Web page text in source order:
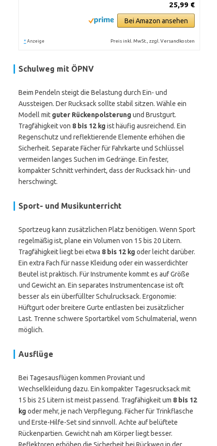
25,99 €
Bei Amazon ansehen
* Anzeige Preis inkl. MwSt., zzgl. Versandkosten
Schulweg mit ÖPNV
Beim Pendeln steigt die Belastung durch Ein- und
Aussteigen. Der Rucksack sollte stabil sitzen. Wähle ein
Modell mit guter Rückenpolsterung und Brustgurt.
Tragfähigkeit von 8 bis 12 kg ist häufig ausreichend. Ein
Regenschutz und reflektierende Elemente erhöhen die
Sicherheit. Separate Fächer für Fahrkarte und Schlüssel
vermeiden langes Suchen im Gedränge. Ein fester,
kompakter Schnitt verhindert, dass der Rucksack hin- und
herschwingt.
Sport- und Musikunterricht
Sportzeug kann zusätzlichen Platz benötigen. Wenn Sport
regelmäßig ist, plane ein Volumen von 15 bis 20 Litern.
Tragfähigkeit liegt bei etwa 8 bis 12 kg oder leicht darüber.
Ein extra Fach für nasse Kleidung oder ein wasserdichter
Beutel ist praktisch. Für Instrumente kommt es auf Größe
und Gewicht an. Ein separates Instrumentencase ist oft
besser als ein überfüllter Schulrucksack. Ergonomie:
Hüftgurt oder breitere Gurte entlasten bei zusätzlicher
Last. Trenne schwere Sportartikel vom Schulmaterial, wenn
möglich.
Ausflüge
Bei Tagesausflügen kommen Proviant und
Wechselkleidung dazu. Ein kompakter Tagesrucksack mit
15 bis 25 Litern ist meist passend. Tragfähigkeit um 8 bis 12
kg oder mehr, je nach Verpflegung. Fächer für Trinkflasche
und Erste-Hilfe-Set sind sinnvoll. Achte auf belüftete
Rückenpartien. Gewicht nah am Körper liegt besser.